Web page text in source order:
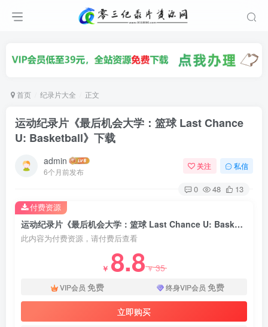
首页 纪录片大全 正文
运动纪录片《最后机会大学：篮球 Last Chance
U: Basketball》下载
admin
6个月前发布
关注 私信
0 48 13
运动纪录片《最后机会大学：篮球 Last Chance U: Basketball》下载
此内容为付费资源，请付费后查看
￥ 8.8￥35
VIP会员 免费 终身VIP会员 免费
立即购买
付费资源